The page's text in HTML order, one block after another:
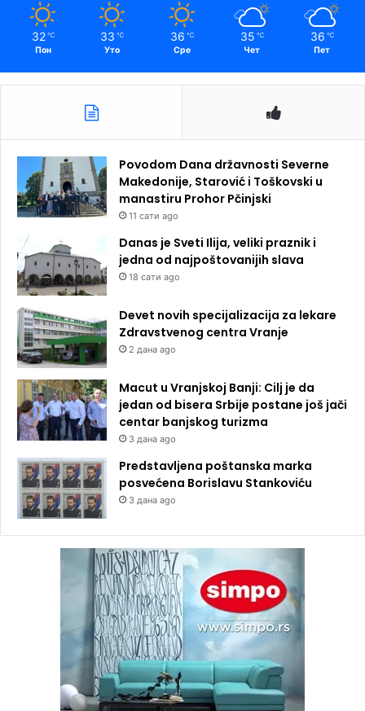
32 ℃
Пон
33 ℃
Уто
36 ℃
Сре
35 ℃
Чет
36 ℃
Пет
Povodom Dana državnosti Severne
Makedonije, Starović i Toškovski u
manastiru Prohor Pčinjski
11 сати ago
Danas je Sveti Ilija, veliki praznik i
jedna od najpoštovanijih slava
18 сати ago
Devet novih specijalizacija za lekare
Zdravstvenog centra Vranje
2 дана ago
Macut u Vranjskoj Banji: Cilj je da
jedan od bisera Srbije postane još jači
centar banjskog turizma
3 дана ago
Predstavljena poštanska marka
posvećena Borislavu Stankoviću
3 дана ago